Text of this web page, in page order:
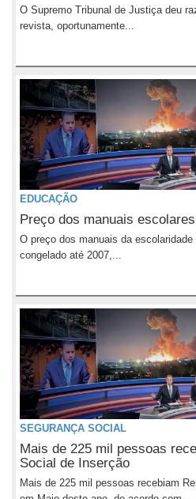
O Supremo Tribunal de Justiça deu
revista, oportunamente...
EDUCAÇÃO
Preço dos manuais
O preço dos manuais da
congelado até 2007,...
SEGURANÇA SOCIAL
Mais de 225 mil pessoas
Social de Inserção
Mais de 225 mil pessoas recebiam